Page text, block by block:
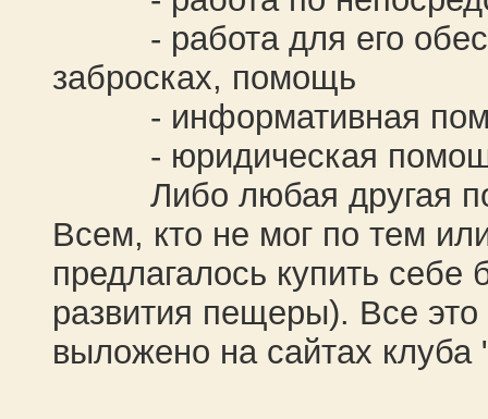
- работа для его
забросках, помощь
- информативная
- юридическая
Либо любая другая
Всем, кто не мог по тем
предлагалось купить
развития пещеры). Все
выложено на сайтах